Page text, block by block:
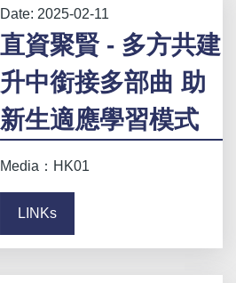
Date: 2025-02-11
直資聚賢 - 多方共建
升中銜接多部曲 助
新生適應學習模式
Media：HK01
LINKs